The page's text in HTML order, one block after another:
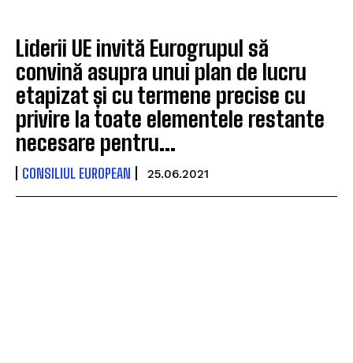
Liderii UE invită Eurogrupul să
convină asupra unui plan de lucru
etapizat și cu termene precise cu
privire la toate elementele restante
necesare pentru...
CONSILIUL EUROPEAN 25.06.2021